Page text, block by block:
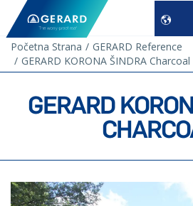
Početna Strana
GERARD Reference
GERARD KORONA ŠINDRA Charcoal
GERARD